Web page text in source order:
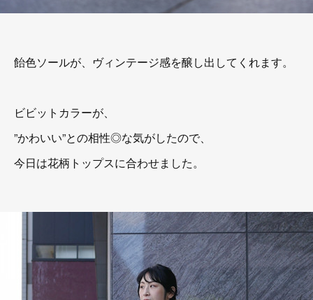
飴色ソールが、ヴィンテージ感を醸し出してくれます。
ビビットカラーが、
”かわいい”との相性◎な気がしたので、
今日は花柄トップスに合わせました。